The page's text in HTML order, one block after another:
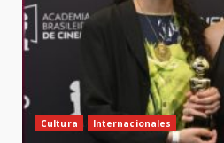
Cultura Internacionales